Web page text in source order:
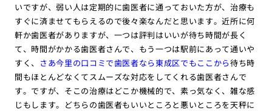
いですが、弱い人は定期的に歯医者に通っておいた方が、治療も
すぐに済ませてもらえるので後々楽なんだと思います。近所に何
軒か歯医者がありますが、一つは評判はいいが待ち時間が長く
て、時間がかかる歯医者さんで、もう一つは駅前にあって通いや
すく、
さあ今里の口コミで歯医者なら東成区でもここから待ち時
間もほとんどなくてスムーズな対応をしてくれる歯医者さんで
す。ですが、そこの治療はどこか機械的で、素っ気なく、雑な感
じもします。どちらの歯医者もいいところと悪いところを天秤に